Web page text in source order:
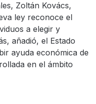
Zoltán Kovács,
ley reconoce el
a elegir y
añadió, el Estado
ayuda económica de
en el ámbito